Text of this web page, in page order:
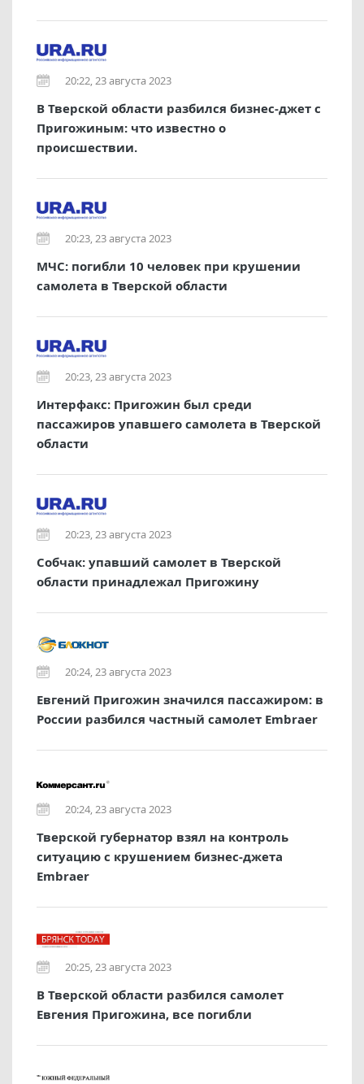
20:22, 23 августа 2023
В Тверской области разбился бизнес-джет с
Пригожиным: что известно о
происшествии.
20:23, 23 августа 2023
МЧС: погибли 10 человек при крушении
самолета в Тверской области
20:23, 23 августа 2023
Интерфакс: Пригожин был среди
пассажиров упавшего самолета в Тверской
области
20:23, 23 августа 2023
Собчак: упавший самолет в Тверской
области принадлежал Пригожину
20:24, 23 августа 2023
Евгений Пригожин значился пассажиром: в
России разбился частный самолет Embraer
20:24, 23 августа 2023
Тверской губернатор взял на контроль
ситуацию с крушением бизнес-джета
Embraer
20:25, 23 августа 2023
В Тверской области разбился самолет
Евгения Пригожина, все погибли